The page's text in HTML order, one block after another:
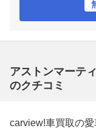
アストンマーテ
のクチコミ
carview!車買取の